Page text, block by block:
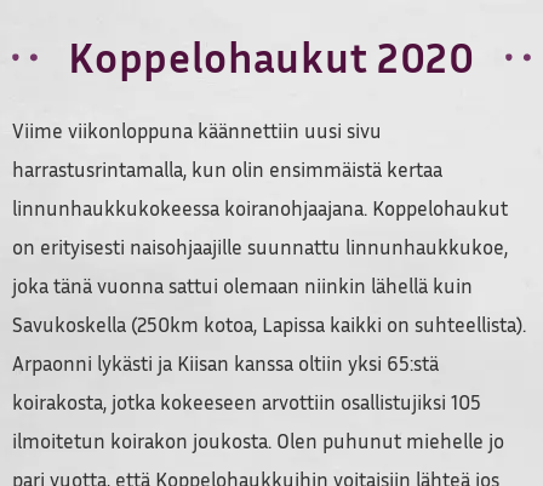
Koppelohaukut 2020
Viime viikonloppuna käännettiin uusi sivu
harrastusrintamalla, kun olin ensimmäistä kertaa
linnunhaukkukokeessa koiranohjaajana. Koppelohaukut
on erityisesti naisohjaajille suunnattu linnunhaukkukoe,
joka tänä vuonna sattui olemaan niinkin lähellä kuin
Savukoskella (250km kotoa, Lapissa kaikki on suhteellista).
Arpaonni lykästi ja Kiisan kanssa oltiin yksi 65:stä
koirakosta, jotka kokeeseen arvottiin osallistujiksi 105
ilmoitetun koirakon joukosta. Olen puhunut miehelle jo
pari vuotta, että Koppelohaukkuihin voitaisiin lähteä jos